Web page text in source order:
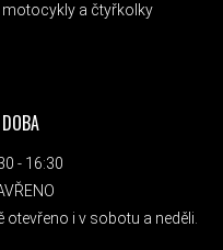
motocykly a čtyřkolky
- 16:30
otevřeno i v sobotu a neděli.